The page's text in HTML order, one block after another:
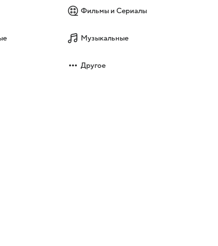
Фильмы и Сериалы
Музыкальные
Другое